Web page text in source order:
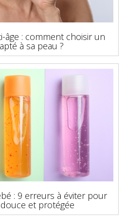
âge : comment choisir un
à sa peau ?
: 9 erreurs à éviter pour
et protégée